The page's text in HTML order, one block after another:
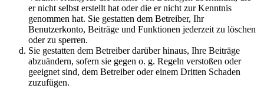
er nicht selbst erstellt hat oder die er nicht zur Kenntnis
genommen hat. Sie gestatten dem Betreiber, Ihr
Benutzerkonto, Beiträge und Funktionen jederzeit zu löschen
oder zu sperren.
Sie gestatten dem Betreiber darüber hinaus, Ihre Beiträge
abzuändern, sofern sie gegen o. g. Regeln verstoßen oder
geeignet sind, dem Betreiber oder einem Dritten Schaden
zuzufügen.